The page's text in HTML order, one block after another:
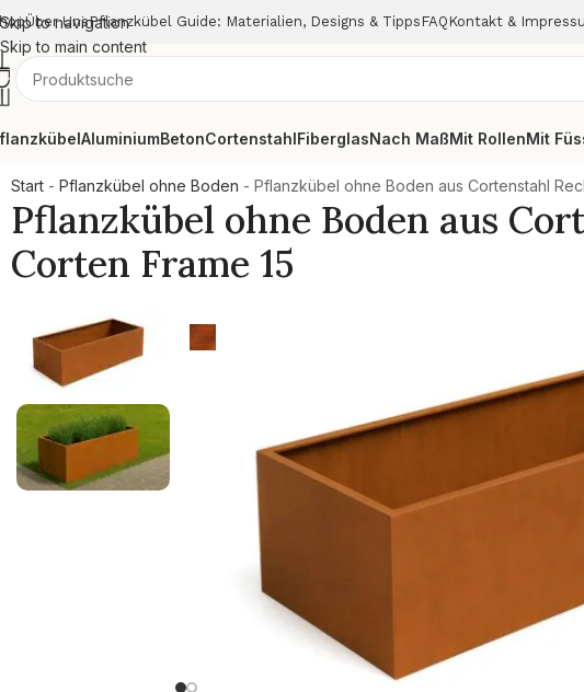
Skip to navigation
Skip to main content
Über UnsPflanzkübel Guide: Materialien, Designs & Tipps FAQ Kontakt &
AluminiumBetonCortenstahlFiberglasNach MaßMit RollenMit
Start - Pflanzkübel ohne Boden - Pflanzkübel ohne Boden aus Cortenstahl
Pflanzkübel ohne Boden aus
Corten Frame 15